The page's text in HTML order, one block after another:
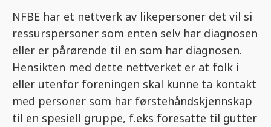
NFBE har et nettverk av likepersoner det vil si
ressurspersoner som enten selv har diagnosen
eller er pårørende til en som har diagnosen.
Hensikten med dette nettverket er at folk i
eller utenfor foreningen skal kunne ta kontakt
med personer som har førstehåndskjennskap
til en spesiell gruppe, f.eks foresatte til gutter